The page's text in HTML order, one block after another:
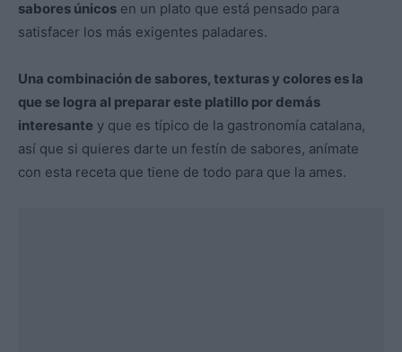
sabores únicos en un plato que está pensado para
satisfacer los más exigentes paladares.
Una combinación de sabores, texturas y colores es la
que se logra al preparar este platillo por demás
interesante y que es típico de la gastronomía catalana,
así que si quieres darte un festín de sabores, anímate
con esta receta que tiene de todo para que la ames.